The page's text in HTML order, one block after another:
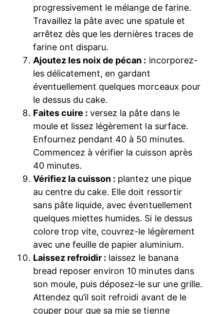
progressivement le mélange de farine.
Travaillez la pâte avec une spatule et
arrêtez dès que les dernières traces de
farine ont disparu.
Ajoutez les noix de pécan : incorporez-
les délicatement, en gardant
éventuellement quelques morceaux pour
le dessus du cake.
Faites cuire : versez la pâte dans le
moule et lissez légèrement la surface.
Enfournez pendant 40 à 50 minutes.
Commencez à vérifier la cuisson après
40 minutes.
Vérifiez la cuisson : plantez une pique
au centre du cake. Elle doit ressortir
sans pâte liquide, avec éventuellement
quelques miettes humides. Si le dessus
colore trop vite, couvrez-le légèrement
avec une feuille de papier aluminium.
Laissez refroidir : laissez le banana
bread reposer environ 10 minutes dans
son moule, puis déposez-le sur une grille.
Attendez qu’il soit refroidi avant de le
couper pour que sa mie se tienne